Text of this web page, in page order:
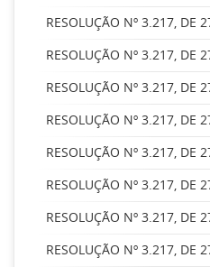
RESOLUÇÃO Nº 3.217, DE
RESOLUÇÃO Nº 3.217, DE
RESOLUÇÃO Nº 3.217, DE
RESOLUÇÃO Nº 3.217, DE
RESOLUÇÃO Nº 3.217, DE
RESOLUÇÃO Nº 3.217, DE
RESOLUÇÃO Nº 3.217, DE
RESOLUÇÃO Nº 3.217, DE